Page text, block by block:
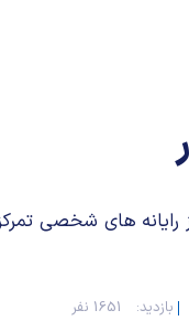
های شخصی
بازدید: 1651 نفر